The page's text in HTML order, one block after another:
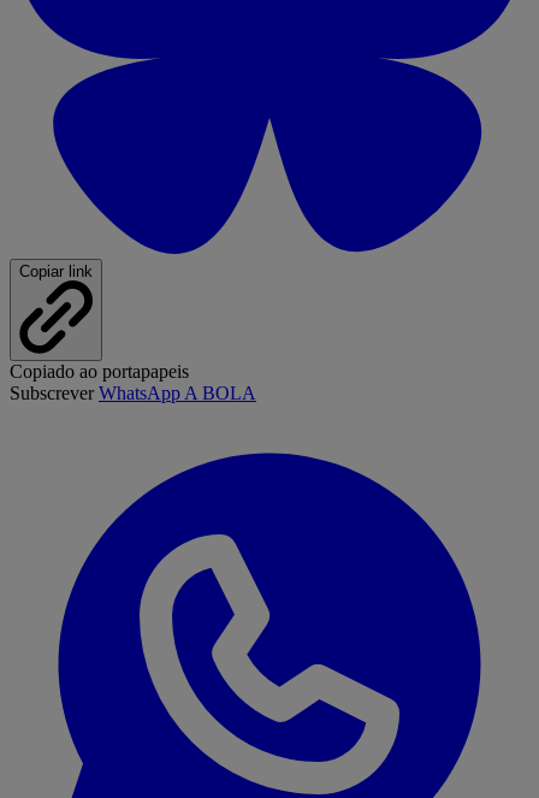
Copiar link
Copiado ao portapapeis
SubscreverWhatsApp A BOLA